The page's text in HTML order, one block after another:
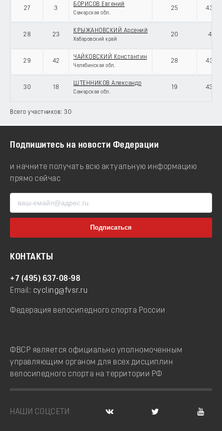
27 3
БОРИСОВ Евгений
Самарская обл.
25
28 23
КРЫЖАНОВСКИЙ Арсений
Хабаровский край
20
29 42
ЧАЙКОВСКИЙ Константин
Челябинская обл.
28
30 18
ШТЕННИКОВ Александр
Самарская обл.
19
Всего участников: 30
Подпишитесь на новости Федерации
и начните получать всю актуальную информацию
прямо сейчас
КОНТАКТЫ
+7 (495) 637-08-98
Email: cycling@fvsr.ru
Федерация велосипедного спорта России
ФВСР является официально уполномоченным
управляющим органом для всех дисциплин
велосипедного спорта на территории РФ
НАШИ СОЦСЕТИ